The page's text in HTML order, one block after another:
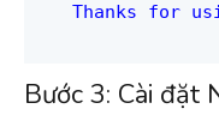
Thanks for
Bước 3: Cài đặt